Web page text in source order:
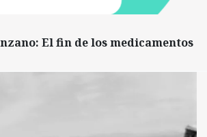
El fin de los medicamentos